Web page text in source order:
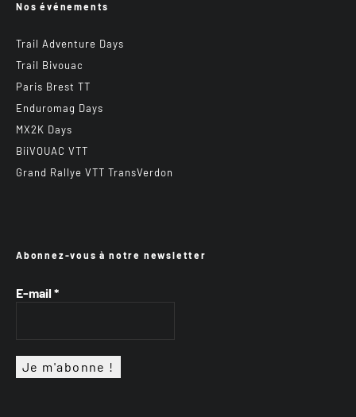
Nos événements
Trail Adventure Days
Trail Bivouac
Paris Brest TT
Enduromag Days
MX2K Days
BiiVOUAC VTT
Grand Rallye VTT TransVerdon
Abonnez-vous à notre newsletter
E-mail *